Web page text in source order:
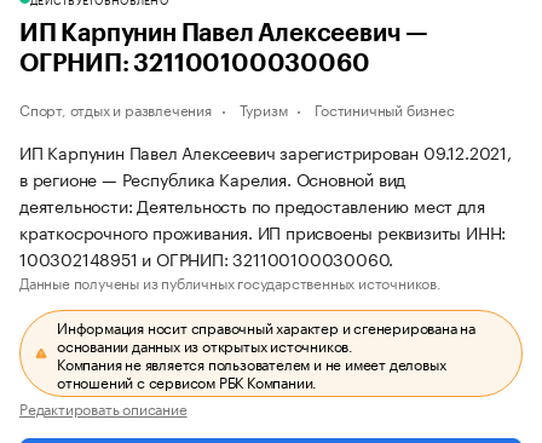
ИП Карпунин Павел Алексеевич —
ОГРНИП: 321100100030060
Спорт, отдых и развлечения Туризм Гостиничный бизнес
ИП Карпунин Павел Алексеевич зарегистрирован 09.12.2021,
в регионе — Республика Карелия. Основной вид
деятельности: Деятельность по предоставлению мест для
краткосрочного проживания. ИП присвоены реквизиты ИНН:
100302148951 и ОГРНИП: 321100100030060.
Данные получены из публичных государственных источников.
Информация носит справочный характер и сгенерирована на
основании данных из открытых источников.
Компания не является пользователем и не имеет деловых
отношений с сервисом РБК Компании.
Редактировать описание